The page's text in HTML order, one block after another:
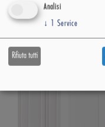
Analisi
↓ Service
Rifiuta tutti